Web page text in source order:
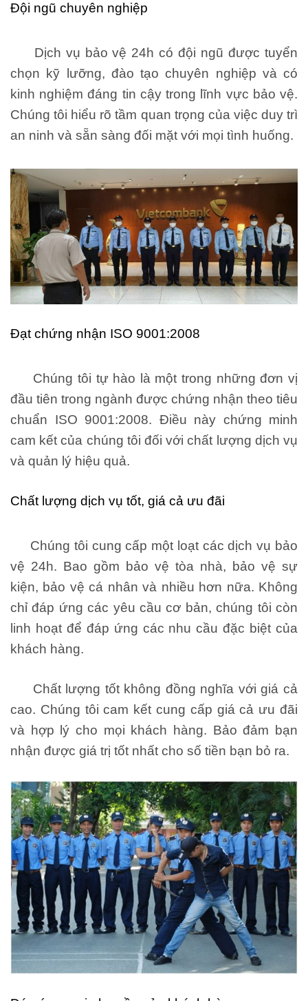
Đội ngũ chuyên nghiệp
Dịch vụ bảo vệ 24h có đội ngũ được tuyển
chọn kỹ lưỡng, đào tạo chuyên nghiệp và có
kinh nghiệm đáng tin cậy trong lĩnh vực bảo vệ.
Chúng tôi hiểu rõ tầm quan trọng của việc duy trì
an ninh và sẵn sàng đối mặt với mọi tình huống.
Đạt chứng nhận ISO 9001:2008
Chúng tôi tự hào là một trong những đơn vị
đầu tiên trong ngành được chứng nhận theo tiêu
chuẩn ISO 9001:2008. Điều này chứng minh
cam kết của chúng tôi đối với chất lượng dịch vụ
và quản lý hiệu quả.
Chất lượng dịch vụ tốt, giá cả ưu đãi
Chúng tôi cung cấp một loạt các dịch vụ bảo
vệ 24h. Bao gồm bảo vệ tòa nhà, bảo vệ sự
kiện, bảo vệ cá nhân và nhiều hơn nữa. Không
chỉ đáp ứng các yêu cầu cơ bản, chúng tôi còn
linh hoạt để đáp ứng các nhu cầu đặc biệt của
khách hàng.
Chất lượng tốt không đồng nghĩa với giá cả
cao. Chúng tôi cam kết cung cấp giá cả ưu đãi
và hợp lý cho mọi khách hàng. Bảo đảm bạn
nhận được giá trị tốt nhất cho số tiền bạn bỏ ra.